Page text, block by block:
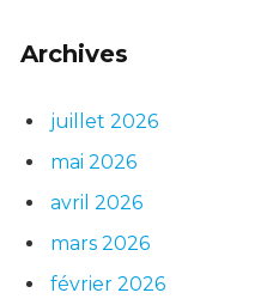
Archives
juillet 2026
mai 2026
avril 2026
mars 2026
février 2026